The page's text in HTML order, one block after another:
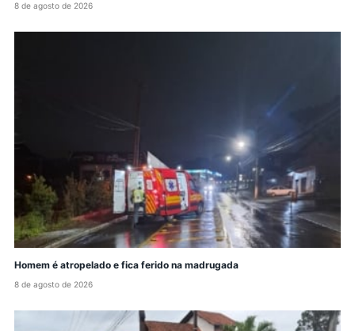
8 de agosto de 2026
Homem é atropelado e fica ferido na madrugada
8 de agosto de 2026